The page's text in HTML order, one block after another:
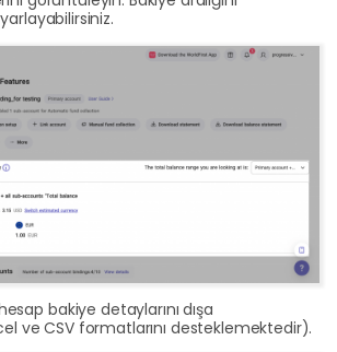
bakiye detaylarını dışa
ve CSV formatlarını desteklemektedir).